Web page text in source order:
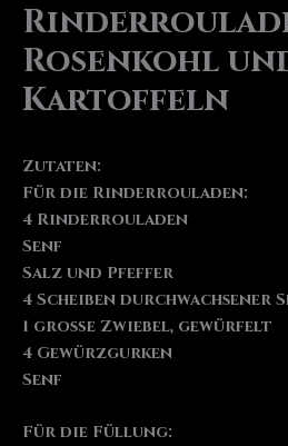
Rosenkohl
Kartoffeln
Zutaten:
Für die Rinderrouladen:
4 Rinderrouladen
Senf
Salz und Pfeffer
4 Scheiben durchwachsener
1 große Zwiebel, gewürfelt
4 Gewürzgurken
Senf
Für die Füllung: